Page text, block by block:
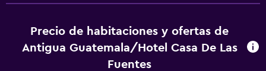
Internet wifi gratis. Se ofrece servicio de limpieza todos
los días.
Precio de habitaciones y ofertas de
Antigua Guatemala/Hotel Casa De Las
Fuentes